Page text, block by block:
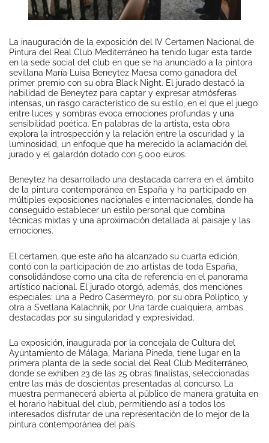
La inauguración de la exposición del IV Certamen Nacional de
Pintura del Real Club Mediterráneo ha tenido lugar esta tarde
en la sede social del club en que se ha anunciado a la pintora
sevillana María Luisa Beneytez Maesa como ganadora del
primer premio con su obra Black Night. El jurado destacó la
habilidad de Beneytez para captar y expresar atmósferas
intensas, un rasgo característico de su estilo, en el que el juego
entre luces y sombras evoca emociones profundas y una
sensibilidad poética. En palabras de la artista, esta obra
explora la introspección y la relación entre la oscuridad y la
luminosidad, un enfoque que ha merecido la aclamación del
jurado y el galardón dotado con 5.000 euros.
Beneytez ha desarrollado una destacada carrera en el ámbito
de la pintura contemporánea en España y ha participado en
múltiples exposiciones nacionales e internacionales, donde ha
conseguido establecer un estilo personal que combina
técnicas mixtas y una aproximación detallada al paisaje y las
emociones.
El certamen, que este año ha alcanzado su cuarta edición,
contó con la participación de 210 artistas de toda España,
consolidándose como una cita de referencia en el panorama
artístico nacional. El jurado otorgó, además, dos menciones
especiales: una a Pedro Casermeyro, por su obra Políptico, y
otra a Svetlana Kalachnik, por Una tarde cualquiera, ambas
destacadas por su singularidad y expresividad.
La exposición, inaugurada por la concejala de Cultura del
Ayuntamiento de Málaga, Mariana Pineda, tiene lugar en la
primera planta de la sede social del Real Club Mediterráneo,
donde se exhiben 23 de las 25 obras finalistas, seleccionadas
entre las más de doscientas presentadas al concurso. La
muestra permanecerá abierta al público de manera gratuita en
el horario habitual del club, permitiendo así a todos los
interesados disfrutar de una representación de lo mejor de la
pintura contemporánea del país.